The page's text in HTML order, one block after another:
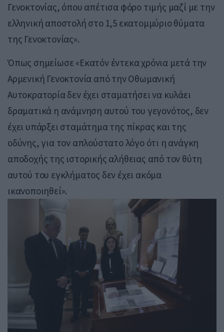
Γενοκτονίας, όπου απέτισα φόρο τιμής μαζί με την
ελληνική αποστολή στο 1,5 εκατομμύριο θύματα
της Γενοκτονίας».
Όπως σημείωσε «Εκατόν έντεκα χρόνια μετά την
Αρμενική Γενοκτονία από την Οθωμανική
Αυτοκρατορία δεν έχει σταματήσει να κυλάει
δραματικά η ανάμνηση αυτού του γεγονότος, δεν
έχει υπάρξει σταμάτημα της πίκρας και της
οδύνης, για τον απλούστατο λόγο ότι η ανάγκη
αποδοχής της ιστορικής αλήθειας από τον θύτη
αυτού του εγκλήματος δεν έχει ακόμα
ικανοποιηθεί».